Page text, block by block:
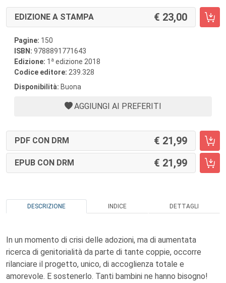
EDIZIONE A STAMPA 23,00
Pagine: 150
ISBN: 9788891771643
Edizione: 1 a edizione 2018
Codice editore: 239.328
Disponibilità: Buona
AGGIUNGI AI PREFERITI
PDF CON DRM 21,99
EPUB CON DRM 21,99
DESCRIZIONE INDICE DETTAGLI
In un momento di crisi delle adozioni, ma di aumentata
ricerca di genitorialità da parte di tante coppie, occorre
rilanciare il progetto, unico, di accoglienza totale e
amorevole. E sostenerlo. Tanti bambini ne hanno bisogno!